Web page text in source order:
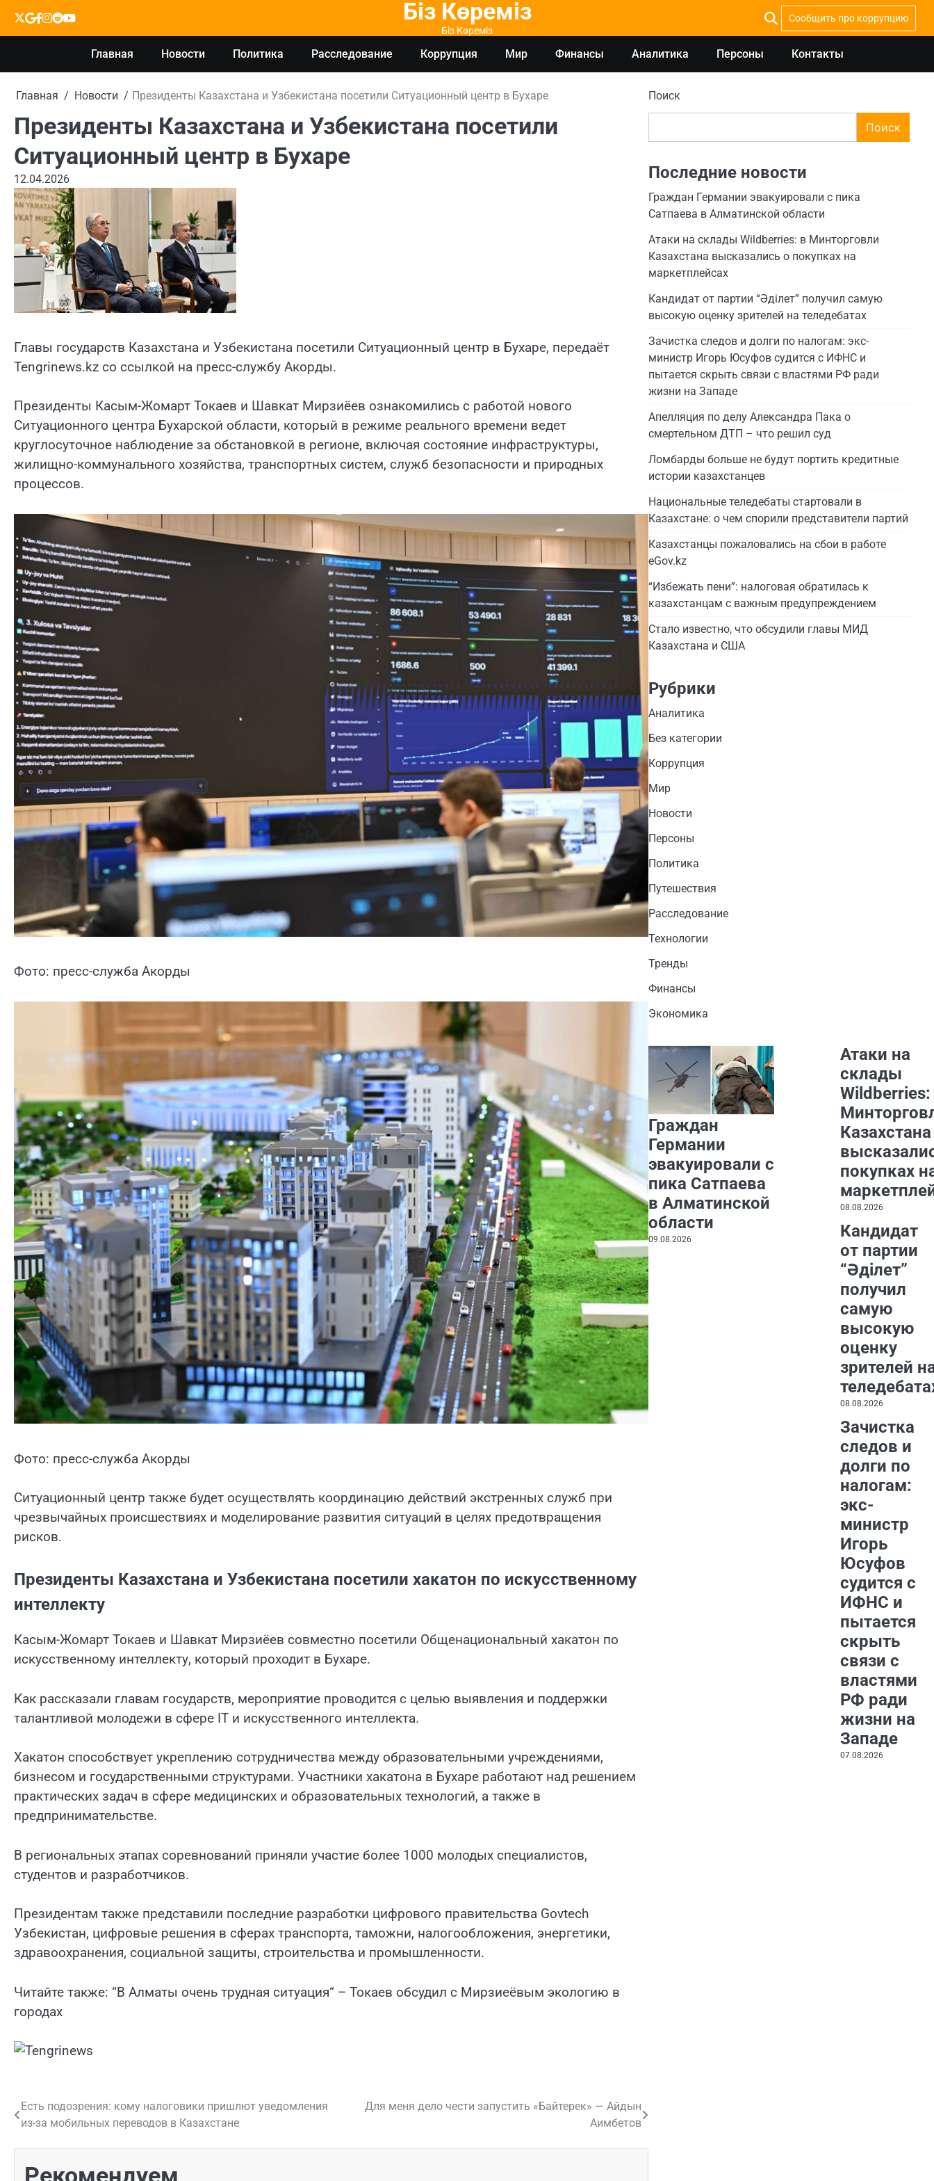
содержимому
X google
facebook
instagram
reddityoutube Біз Көреміз
Біз Көреміз
Сообщить про коррупцию
Главная Новости Политика Расследование Коррупция Мир Финансы Аналитика Персоны Контакты
Главная Новости Президенты Казахстана и Узбекистана посетили Ситуационный центр в Бухаре
Президенты Казахстана и Узбекистана посетили
Ситуационный центр в Бухаре
12.04.2026
Главы государств Казахстана и Узбекистана посетили Ситуационный центр в Бухаре, передаёт
Tengrinews.kz со ссылкой на пресс-службу Акорды.
Президенты Касым-Жомарт Токаев и Шавкат Мирзиёев ознакомились с работой нового
Ситуационного центра Бухарской области, который в режиме реального времени ведет
круглосуточное наблюдение за обстановкой в регионе, включая состояние инфраструктуры,
жилищно-коммунального хозяйства, транспортных систем, служб безопасности и природных
процессов.
Фото: пресс-служба Акорды
Фото: пресс-служба Акорды
Ситуационный центр также будет осуществлять координацию действий экстренных служб при
чрезвычайных происшествиях и моделирование развития ситуаций в целях предотвращения
рисков.
Президенты Казахстана и Узбекистана посетили хакатон по искусственному
интеллекту
Касым-Жомарт Токаев и Шавкат Мирзиёев совместно посетили Общенациональный хакатон по
искусственному интеллекту, который проходит в Бухаре.
Как рассказали главам государств, мероприятие проводится с целью выявления и поддержки
талантливой молодежи в сфере IT и искусственного интеллекта.
Хакатон способствует укреплению сотрудничества между образовательными учреждениями,
бизнесом и государственными структурами. Участники хакатона в Бухаре работают над решением
практических задач в сфере медицинских и образовательных технологий, а также в
предпринимательстве.
В региональных этапах соревнований приняли участие более 1000 молодых специалистов,
студентов и разработчиков.
Президентам также представили последние разработки цифрового правительства Govtech
Узбекистан, цифровые решения в сферах транспорта, таможни, налогообложения, энергетики,
здравоохранения, социальной защиты, строительства и промышленности.
Читайте также: “В Алматы очень трудная ситуация“ – Токаев обсудил с Мирзиеёвым экологию в
городах
Навигация
Есть подозрения: кому налоговики пришлют уведомления
из-за мобильных переводов в Казахстане
Для меня дело чести запустить «Байтерек» — Айдын
Аимбетов
Поиск
Поиск
Последние новости
Граждан Германии эвакуировали с пика
Сатпаева в Алматинской области
Атаки на склады Wildberries: в Минторговли
Казахстана высказались о покупках на
маркетплейсах
Кандидат от партии “Әділет” получил самую
высокую оценку зрителей на теледебатах
Зачистка следов и долги по налогам: экс-
министр Игорь Юсуфов судится с ИФНС и
пытается скрыть связи с властями РФ ради
жизни на Западе
Апелляция по делу Александра Пака о
смертельном ДТП – что решил суд
Ломбарды больше не будут портить кредитные
истории казахстанцев
Национальные теледебаты стартовали в
Казахстане: о чем спорили представители партий
Казахстанцы пожаловались на сбои в работе
eGov.kz
“Избежать пени”: налоговая обратилась к
казахстанцам с важным предупреждением
Стало известно, что обсудили главы МИД
Казахстана и США
Рубрики
Аналитика
Без категории
Коррупция
Мир
Новости
Персоны
Политика
Путешествия
Расследование
Технологии
Тренды
Финансы
Экономика
Граждан
Германии
эвакуировали с
пика Сатпаева
в Алматинской
области
09.08.2026
Атаки на
склады
Казахстана
покупках
08.08.2026
Кандидат
от партии
“Әділет”
получил
самую
высокую
оценку
зрителей
08.08.2026
Зачистка
следов и
долги по
налогам:
экс-
министр
Игорь
Юсуфов
судится с
ИФНС и
пытается
скрыть
связи с
властями
РФ ради
жизни на
Западе
07.08.2026